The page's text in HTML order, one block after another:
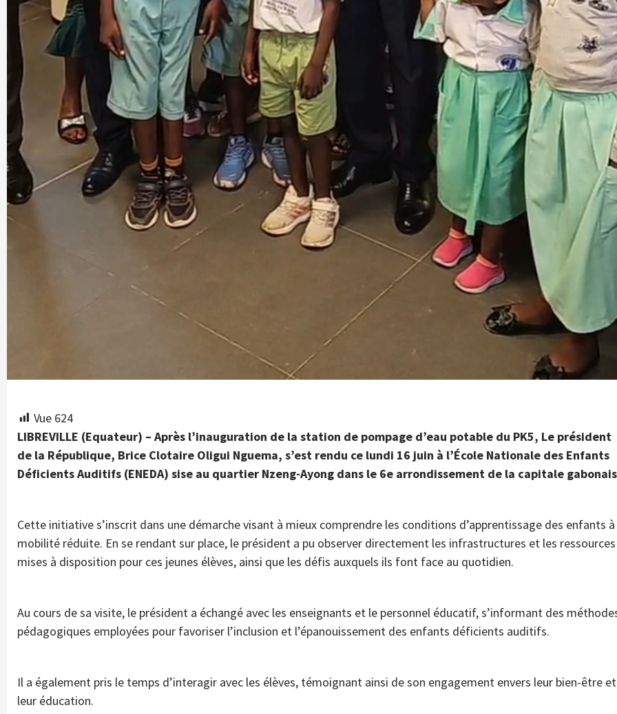
Vue 624
LIBREVILLE (Equateur) – Après l’inauguration de la station de pompage d’eau potable du PK5, Le président
de la République, Brice Clotaire Oligui Nguema, s’est rendu ce lundi 16 juin à l’École Nationale des Enfants
Déficients Auditifs (ENEDA) sise au quartier Nzeng-Ayong dans le 6e arrondissement de la capitale
Cette initiative s’inscrit dans une démarche visant à mieux comprendre les conditions d’apprentissage des enfants à
mobilité réduite. En se rendant sur place, le président a pu observer directement les infrastructures et les ressources
mises à disposition pour ces jeunes élèves, ainsi que les défis auxquels ils font face au quotidien.
Au cours de sa visite, le président a échangé avec les enseignants et le personnel éducatif, s’informant des
pédagogiques employées pour favoriser l’inclusion et l’épanouissement des enfants déficients auditifs.
Il a également pris le temps d’interagir avec les élèves, témoignant ainsi de son engagement envers leur bien-être et
leur éducation.